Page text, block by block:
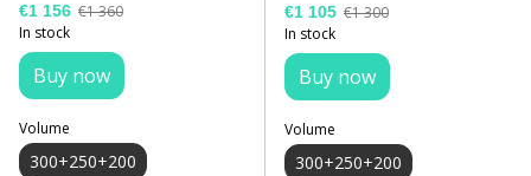
€1 156 €1 360
In stock
Buy now
Volume
300+250+200
€1 105 €1 300
In stock
Buy now
Volume
300+250+200